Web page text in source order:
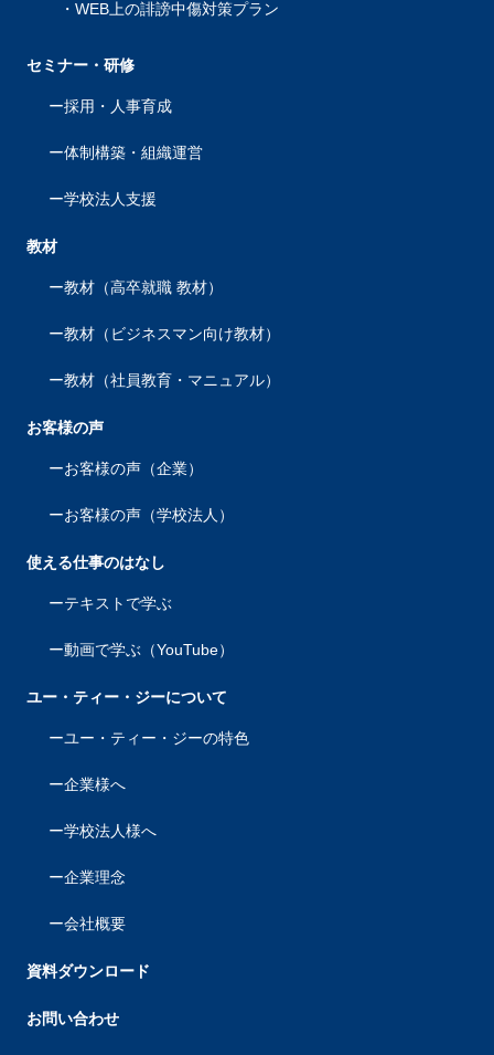
WEB上の誹謗中傷対策プラン
セミナー・研修
採用・人事育成
体制構築・組織運営
学校法人支援
教材
教材（高卒就職 教材）
教材（ビジネスマン向け教材）
教材（社員教育・マニュアル）
お客様の声
お客様の声（企業）
お客様の声（学校法人）
使える仕事のはなし
テキストで学ぶ
動画で学ぶ（YouTube）
ユー・ティー・ジーについて
ユー・ティー・ジーの特色
企業様へ
学校法人様へ
企業理念
会社概要
資料ダウンロード
お問い合わせ